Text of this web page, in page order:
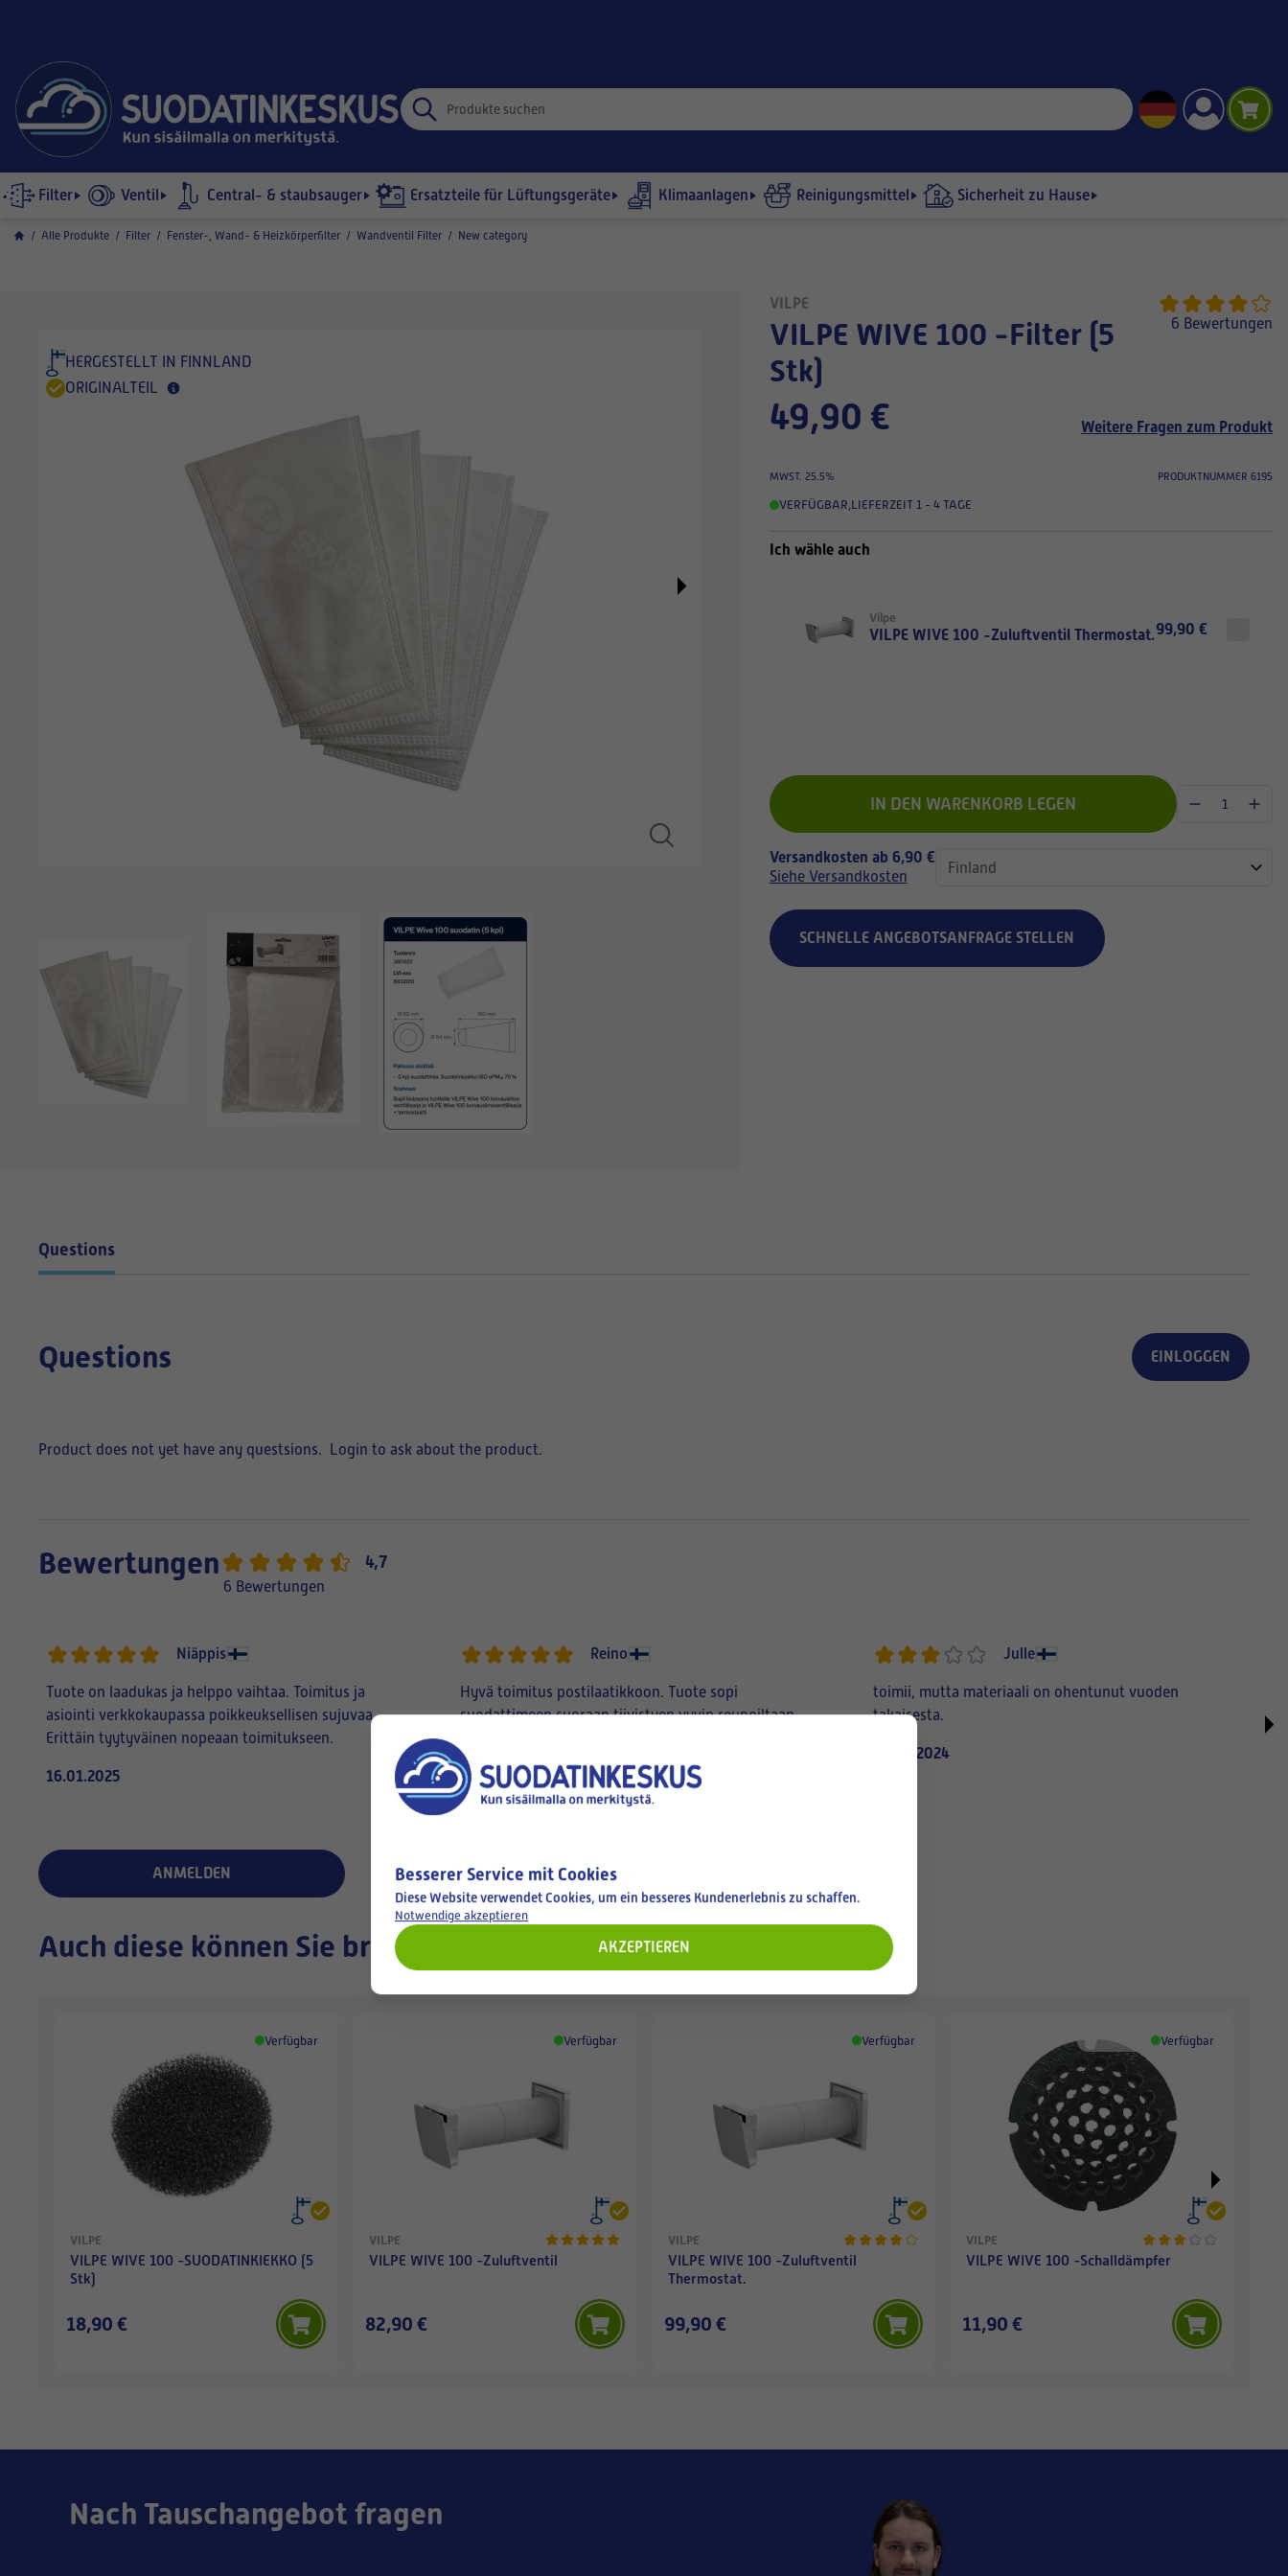
Filter Ventil Central- & staubsauger Ersatzteile für Lüftungsgeräte Klimaanlagen Reinigungsmittel Sicherheit zu Hause
/ Alle Produkte / Filter / Fenster-, Wand- & Heizkörperfilter / Wandventil Filter / New category
HERGESTELLT IN FINNLAND
ORIGINALTEIL
VILPE
VILPE WIVE 100 -Filter (5
Stk)
6 Bewertungen
49,90 € Weitere Fragen zum Produkt
MWST. 25.5% PRODUKTNUMMER 6195
VERFÜGBAR,LIEFERZEIT 1 - 4 TAGE
Ich wähle auch
Vilpe
VILPE WIVE 100 -Zuluftventil Thermostat.99,90 €
IN DEN WARENKORB LEGEN
Versandkosten ab 6,90 €
Siehe Versandkosten
SCHNELLE ANGEBOTSANFRAGE STELLEN
Questions
Questions EINLOGGEN
Product does not yet have any questsions. Login to ask about the product.
Bewertungen 4,7
6 Bewertungen
Niäppis
Tuote on laadukas ja helppo vaihtaa. Toimitus ja
asiointi verkkokaupassa poikkeuksellisen sujuvaa.
Erittäin tyytyväinen nopeaan toimitukseen.
16.01.2025
Reino
Hyvä toimitus postilaatikkoon. Tuote sopi
suodattimeen suoraan tiivistyen vyvin reunoiltaan-
05.10.2024
Julle
toimii, mutta materiaali on ohentunut vuoden
takaisesta.
02.08.2024
ANMELDEN
Auch diese können Sie brauchen
Verfügbar
VILPE
VILPE WIVE 100 -SUODATINKIEKKO (5
Stk)
18,90 €
Verfügbar
VILPE
VILPE WIVE 100 -Zuluftventil
82,90 €
Verfügbar
VILPE
VILPE WIVE 100 -Zuluftventil
Thermostat.
99,90 €
Verfügbar
VILPE
VILPE WIVE 100 -Schalldämpfer
11,90 €
Nach Tauschangebot fragen
Besserer Service mit Cookies
Diese Website verwendet Cookies, um ein besseres Kundenerlebnis zu schaffen.
Notwendige akzeptieren
AKZEPTIEREN